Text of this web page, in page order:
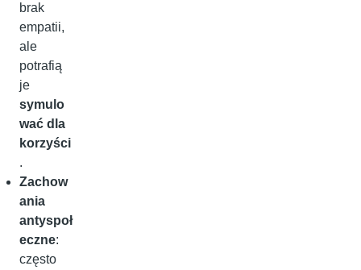
brak
empatii,
ale
potrafią
je
symulo
wać dla
korzyści
.
Zachow
ania
antyspoł
eczne:
często